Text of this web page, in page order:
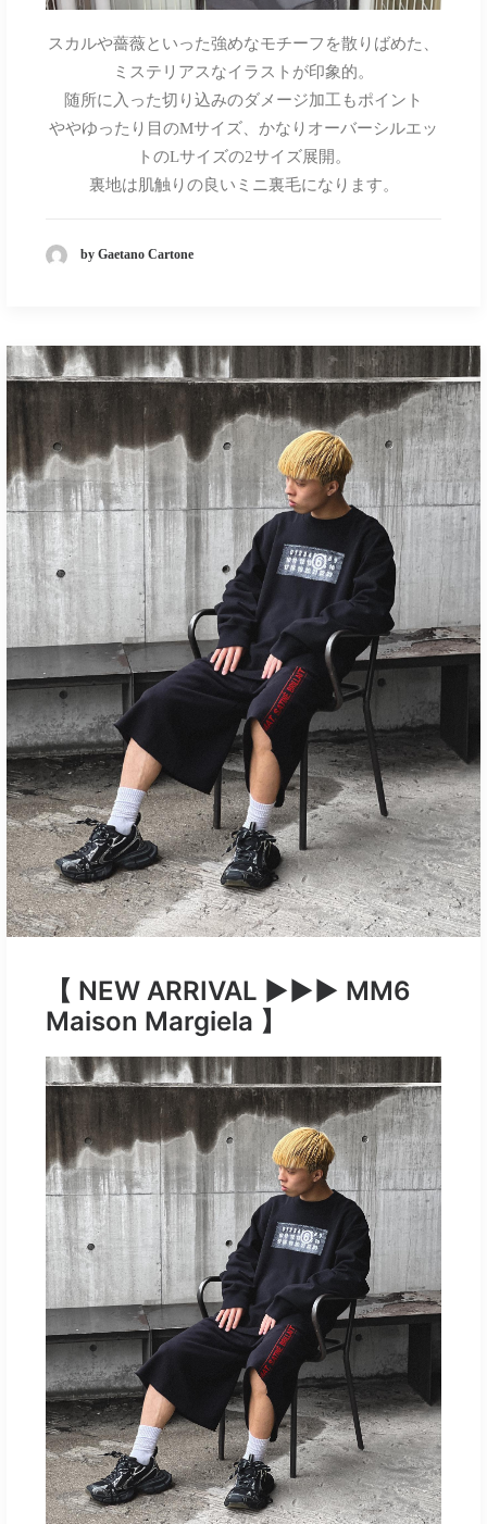
スカルや薔薇といった強めなモチーフを散りばめた、
ミステリアスなイラストが印象的。
随所に入った切り込みのダメージ加工もポイント
ややゆったり目のMサイズ、かなりオーバーシルエッ
トのLサイズの2サイズ展開。
裏地は肌触りの良いミニ裏毛になります。
by Gaetano Cartone
【 NEW ARRIVAL ▶︎▶︎▶︎ MM6
Maison Margiela 】